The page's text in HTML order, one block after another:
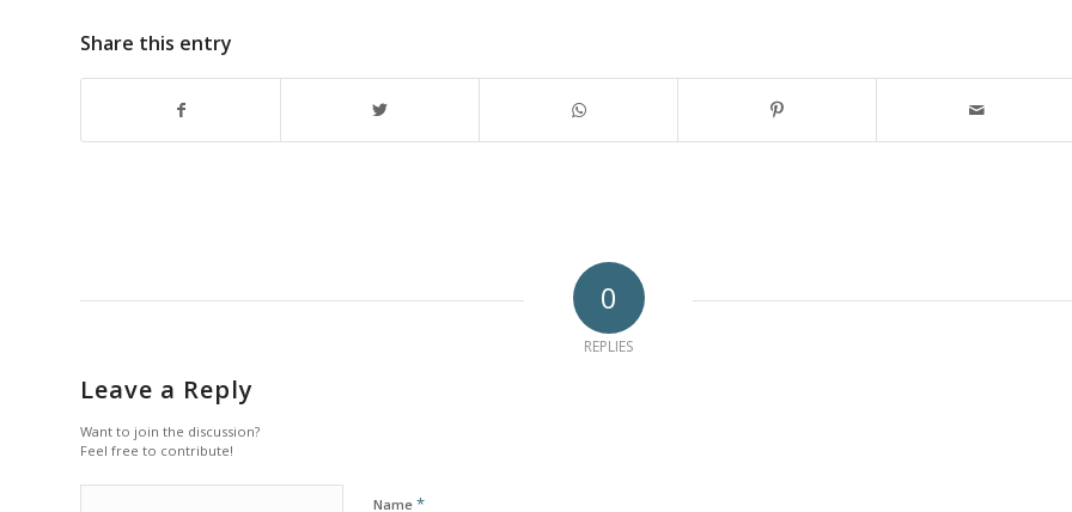
Share this entry
0
REPLIES
Leave a Reply
Want to join the discussion?
Feel free to contribute!
Name *